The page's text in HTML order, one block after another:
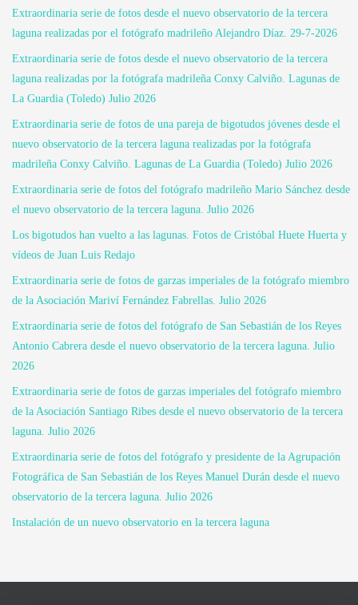
Extraordinaria serie de fotos desde el nuevo observatorio de la tercera
laguna realizadas por el fotógrafo madrileño Alejandro Díaz. 29-7-2026
Extraordinaria serie de fotos desde el nuevo observatorio de la tercera
laguna realizadas por la fotógrafa madrileña Conxy Calviño. Lagunas de
La Guardia (Toledo) Julio 2026
Extraordinaria serie de fotos de una pareja de bigotudos jóvenes desde el
nuevo observatorio de la tercera laguna realizadas por la fotógrafa
madrileña Conxy Calviño. Lagunas de La Guardia (Toledo) Julio 2026
Extraordinaria serie de fotos del fotógrafo madrileño Mario Sánchez desde
el nuevo observatorio de la tercera laguna. Julio 2026
Los bigotudos han vuelto a las lagunas. Fotos de Cristóbal Huete Huerta y
vídeos de Juan Luis Redajo
Extraordinaria serie de fotos de garzas imperiales de la fotógrafo miembro
de la Asociación Mariví Fernández Fabrellas. Julio 2026
Extraordinaria serie de fotos del fotógrafo de San Sebastián de los Reyes
Antonio Cabrera desde el nuevo observatorio de la tercera laguna. Julio
2026
Extraordinaria serie de fotos de garzas imperiales del fotógrafo miembro
de la Asociación Santiago Ribes desde el nuevo observatorio de la tercera
laguna. Julio 2026
Extraordinaria serie de fotos del fotógrafo y presidente de la Agrupación
Fotográfica de San Sebastián de los Reyes Manuel Durán desde el nuevo
observatorio de la tercera laguna. Julio 2026
Instalación de un nuevo observatorio en la tercera laguna